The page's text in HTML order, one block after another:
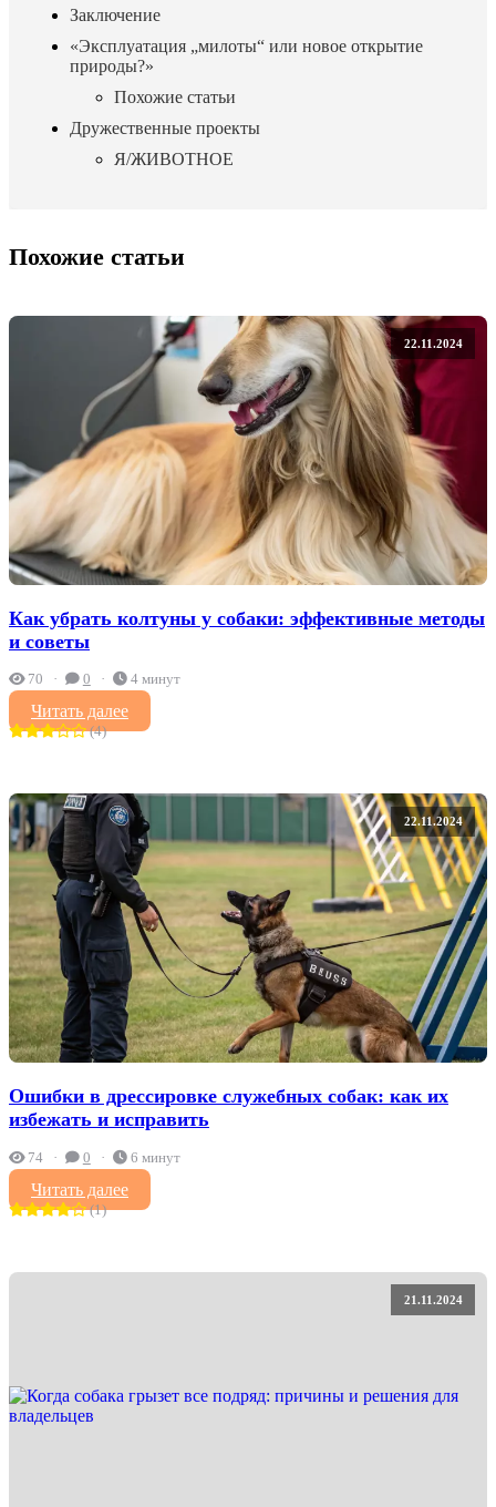
Заключение
«Эксплуатация „милоты“ или новое открытие
природы?»
Похожие статьи
Дружественные проекты
Я/ЖИВОТНОЕ
Похожие статьи
22.11.2024
Как убрать колтуны у собаки: эффективные методы
и советы
70 0 4 минут
Читать далее
(4)
22.11.2024
Ошибки в дрессировке служебных собак: как их
избежать и исправить
74 0 6 минут
Читать далее
(1)
21.11.2024